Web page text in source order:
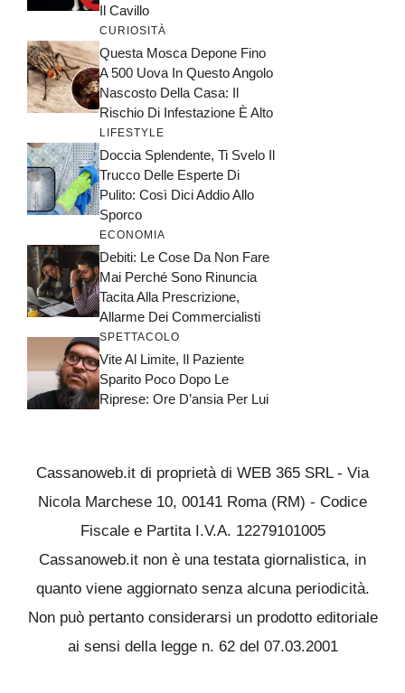
Il Cavillo
CURIOSITÀ
Questa Mosca Depone Fino
A 500 Uova In Questo Angolo
Nascosto Della Casa: Il
Rischio Di Infestazione È Alto
LIFESTYLE
Doccia Splendente, Ti Svelo Il
Trucco Delle Esperte Di
Pulito: Così Dici Addio Allo
Sporco
ECONOMIA
Debiti: Le Cose Da Non Fare
Mai Perché Sono Rinuncia
Tacita Alla Prescrizione,
Allarme Dei Commercialisti
SPETTACOLO
Vite Al Limite, Il Paziente
Sparito Poco Dopo Le
Riprese: Ore D’ansia Per Lui
Cassanoweb.it di proprietà di WEB 365 SRL - Via
Nicola Marchese 10, 00141 Roma (RM) - Codice
Fiscale e Partita I.V.A. 12279101005
Cassanoweb.it non è una testata giornalistica, in
quanto viene aggiornato senza alcuna periodicità.
Non può pertanto considerarsi un prodotto editoriale
ai sensi della legge n. 62 del 07.03.2001